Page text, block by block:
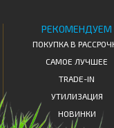
РЕКОМЕНДУЕМ
ПОКУПКА В
САМОЕ ЛУЧШЕЕ
TRADE-IN
УТИЛИЗАЦИЯ
НОВИНКИ